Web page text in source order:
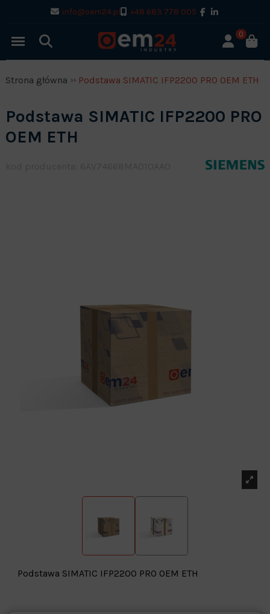
info@oem24.pl +48 683 778 005
0
Strona główna Podstawa SIMATIC IFP2200 PRO OEM ETH
Podstawa SIMATIC IFP2200 PRO
OEM ETH
Podstawa SIMATIC IFP2200 PRO OEM ETH